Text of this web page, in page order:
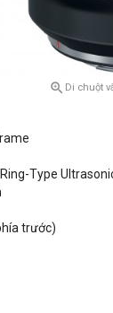
 Di chuột
Ring-Type
trước)